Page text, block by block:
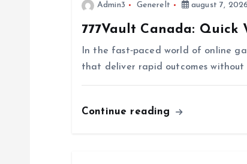
Admin3 Generelt august 7, 2026
777Vault Canada:
In the fast‑paced world of online
that deliver rapid outcomes
Continue reading